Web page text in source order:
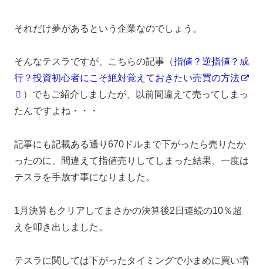
それだけ夢があるという企業なのでしょう。
そんなテスラですが、こちらの記事（指値？逆指値？成
行？投資初心者にこそ絶対覚えておきたい売買の方法
）でもご紹介しましたが、以前間違えて売ってしまっ
たんですよね・・・
記事にも記載ある通り670ドルまで下がったら売りたか
ったのに、間違えて指値売りしてしまった結果、一度は
テスラを手放す事になりました。
1月決算もクリアしてまさかの決算後2日連続の10％超
えを叩き出しました。
テスラに関しては下がったタイミングで小まめに買い増